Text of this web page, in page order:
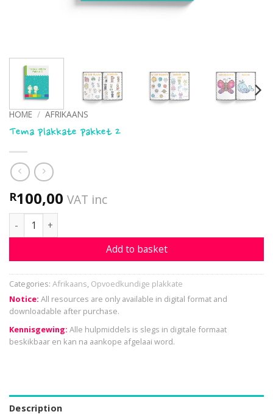
HOME / AFRIKAANS
Tema plakkate pakket 2
R100,00 VAT inc
Tema plakkate pakket 2 quantity
Add to basket
Categories: Afrikaans, Opvoedkundige plakkate
Notice: All resources are only available in digital format and
downloadable after purchase.
Kennisgewing: Alle hulpmiddels is slegs in digitale formaat
beskikbaar en kan na aankope afgelaai word.
Description